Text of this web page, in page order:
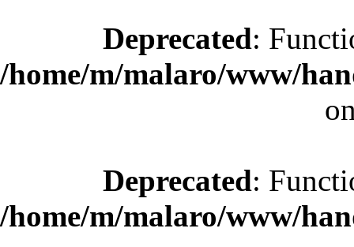
Deprecated:
/home/m/malaro/www/
Deprecated:
/home/m/malaro/www/